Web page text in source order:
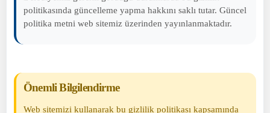
politikasında güncelleme yapma hakkını saklı tutar. Güncel
politika metni web sitemiz üzerinden yayınlanmaktadır.
Önemli Bilgilendirme
Web sitemizi kullanarak bu gizlilik politikası kapsamında